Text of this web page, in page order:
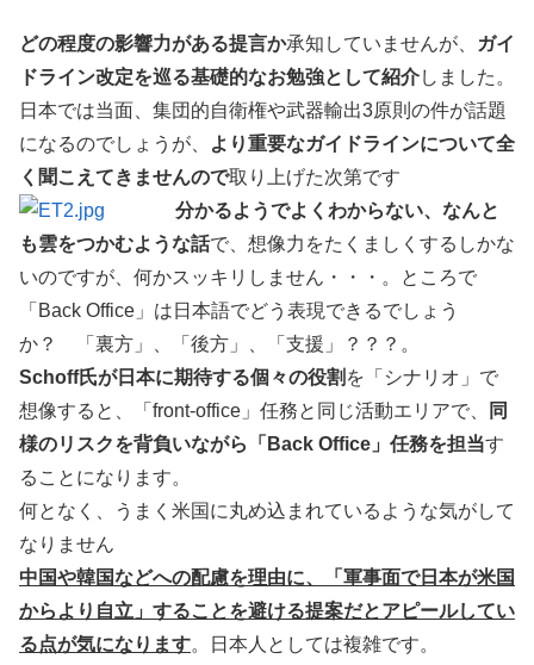
どの程度の影響力がある提言か承知していませんが、
ガイ
ドライン改定を巡る基礎的なお勉強として紹介しました。
日本では当面、集団的自衛権や武器輸出3原則の件が話題
になるのでしょうが、
より重要なガイドラインについて全
く聞こえてきませんので取り上げた次第です
分かるようでよくわからない、なんと
も雲をつかむような話で、想像力をたくましくするしかな
いのですが、何かスッキリしません・・・。ところで
「Back Office」は日本語でどう表現できるでしょう
か？ 「裏方」、「後方」、「支援」？？？。
Schoff氏が日本に期待する個々の役割 を「シナリオ」で
想像すると、「front-office」任務と同じ活動エリアで、
同
様のリスクを背負いながら「Back Office」任務を担当す
ることになります。
何となく、うまく米国に丸め込まれているような気がして
なりません
中国や韓国などへの配慮を理由に、「軍事面で日本が米国
からより自立」することを避ける提案だとアピールしてい
る点が気になります。日本人としては複雑です。